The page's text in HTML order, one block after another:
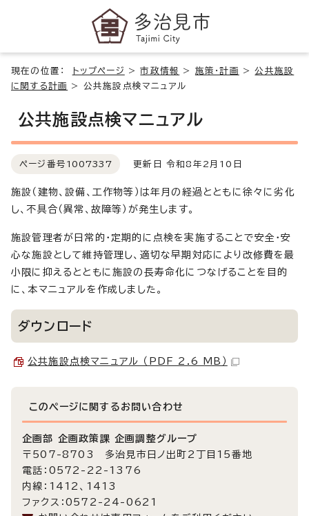
現在の位置： トップページ >市政情報 > 施策・計画 >公共施設
に関する計画
> 公共施設点検マニュアル
公共施設点検マニュアル
ページ番号 1007337 更新日 令和8年2月10日
施設（建物、設備、工作物等）は年月の経過とともに徐々に劣化
し、不具合（異常、故障等）が発生します。
施設管理者が日常的・定期的に点検を実施することで安全・安
心な施設として維持管理し、適切な早期対応により改修費を最
小限に抑えるとともに施設の長寿命化につなげることを目的
に、本マニュアルを作成しました。
ダウンロード
公共施設点検マニュアル （PDF 2.6 MB）
このページに関する お問い合わせ
企画部 企画政策課 企画調整グループ
〒507-8703 多治見市日ノ出町2丁目15番地
電話：0572-22-1376
内線：1412、1413
ファクス：0572-24-0621